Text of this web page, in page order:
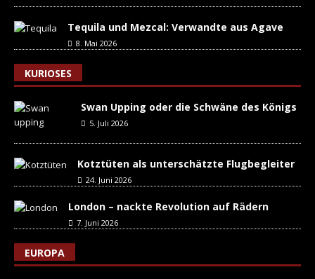
Tequila und Mezcal: Verwandte aus Agave
8. Mai 2026
KURIOSES
Swan Upping oder die Schwäne des Königs
5. Juli 2026
Kotztüten als unterschätzte Flugbegleiter
24. Juni 2026
London – nackte Revolution auf Rädern
7. Juni 2026
EUROPA